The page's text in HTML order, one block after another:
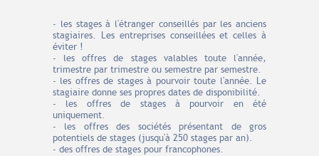
- les stages à l'étranger conseillés par les anciens
stagiaires. Les entreprises conseillées et celles à
éviter !
- les offres de stages valables toute l'année,
trimestre par trimestre ou semestre par semestre.
- les offres de stages à pourvoir toute l'année. Le
stagiaire donne ses propres dates de disponibilité.
- les offres de stages à pourvoir en été
uniquement.
- les offres des sociétés présentant de gros
potentiels de stages (jusqu'à 250 stages par an).
- des offres de stages pour francophones.